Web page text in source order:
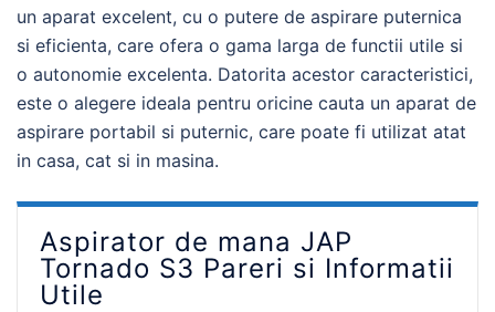
un aparat excelent, cu o putere de aspirare puternica
si eficienta, care ofera o gama larga de functii utile si
o autonomie excelenta. Datorita acestor caracteristici,
este o alegere ideala pentru oricine cauta un aparat de
aspirare portabil si puternic, care poate fi utilizat atat
in casa, cat si in masina.
Aspirator de mana JAP
Tornado S3 Pareri si Informatii
Utile